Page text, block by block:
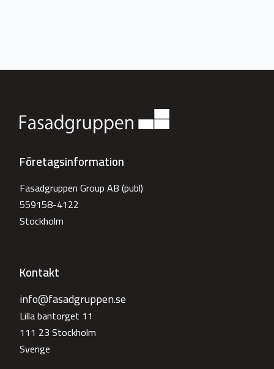
Företagsinformation
Fasadgruppen Group AB (publ)
559158-4122
Stockholm
Kontakt
info@fasadgruppen.se
Lilla bantorget 11
111 23 Stockholm
Sverige